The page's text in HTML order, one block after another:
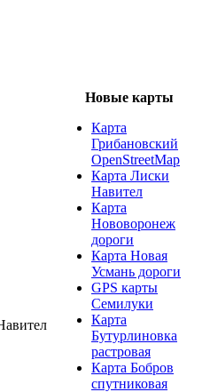
Новые карты
Карта
Грибановский
OpenStreetMap
Карта Лиски
Навител
Карта
Нововоронеж
дороги
Карта Новая
Усмань дороги
GPS карты
Семилуки
Карта
Бутурлиновка
растровая
Карта Бобров
спутниковая